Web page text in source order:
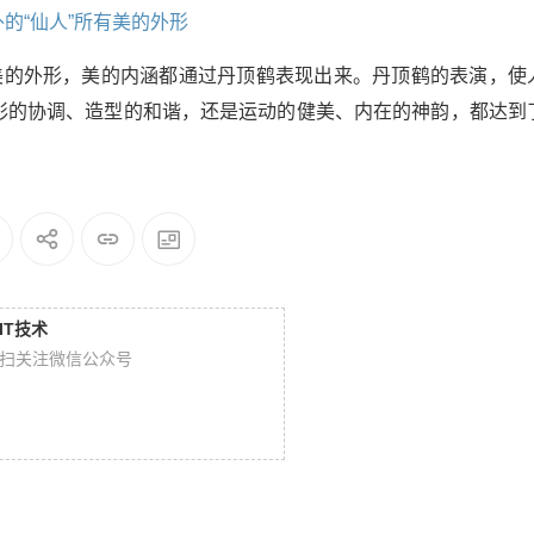
外形，美的内涵都通过丹顶鹤表现出来。丹顶鹤的表演，使
协调、造型的和谐，还是运动的健美、内在的神韵，都达到
技术
关注微信公众号